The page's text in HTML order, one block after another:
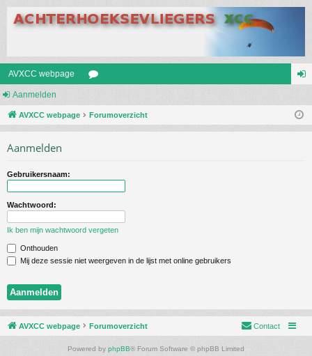
AVXCC webpage
u m
Aanmelden
AVXCC webpage Forumoverzicht
Aanmelden
Gebruikersnaam:
Wachtwoord:
Ik ben mijn wachtwoord vergeten
Onthouden
Mij deze sessie niet weergeven in de lijst met online gebruikers
AVXCC webpage Forumoverzicht Contact
Powered by phpBB® Forum Software © phpBB Limited